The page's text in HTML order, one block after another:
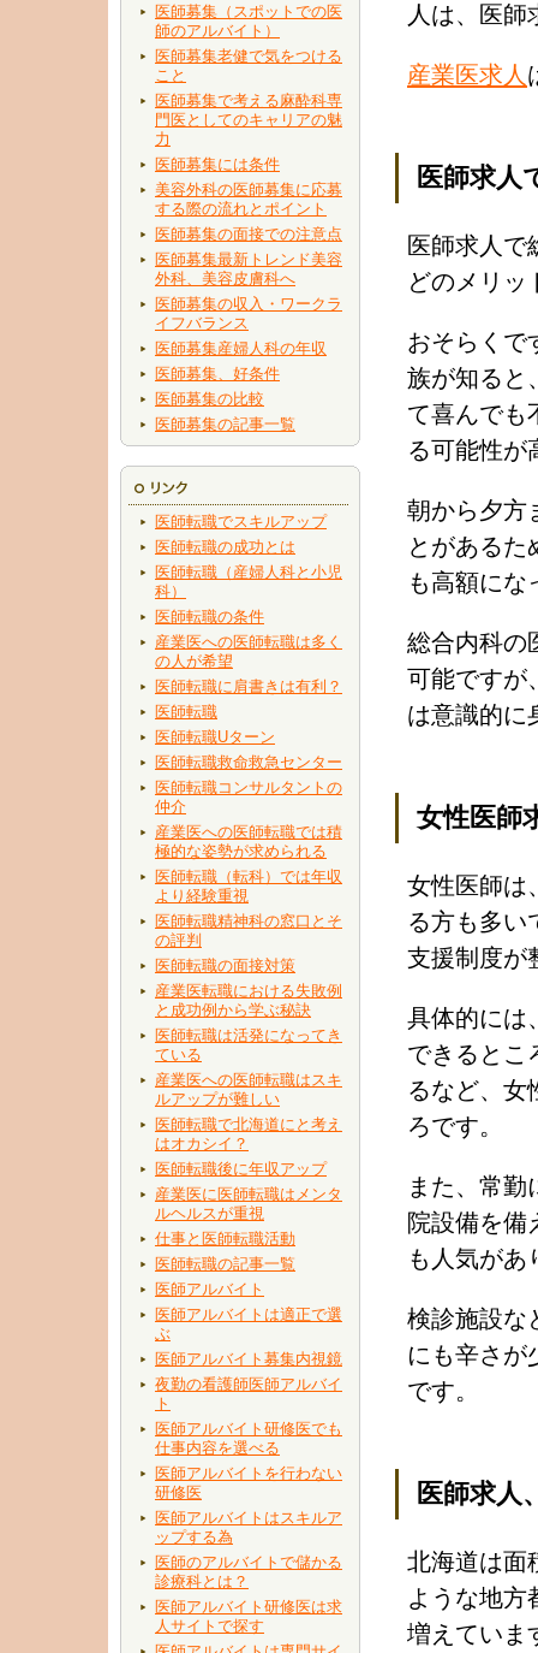
医師募集（スポットでの医
師のアルバイト）
医師募集老健で気をつける
こと
医師募集で考える麻酔科専
門医としてのキャリアの魅
力
医師募集には条件
美容外科の医師募集に応募
する際の流れとポイント
医師募集の面接での注意点
医師募集最新トレンド美容
外科、美容皮膚科へ
医師募集の収入・ワークラ
イフバランス
医師募集産婦人科の年収
医師募集、好条件
医師募集の比較
医師募集の記事一覧
医師転職でスキルアップ
医師転職の成功とは
医師転職（産婦人科と小児
科）
医師転職の条件
産業医への医師転職は多く
の人が希望
医師転職に肩書きは有利？
医師転職
医師転職Uターン
医師転職救命救急センター
医師転職コンサルタントの
仲介
産業医への医師転職では積
極的な姿勢が求められる
医師転職（転科）では年収
より経験重視
医師転職精神科の窓口とそ
の評判
医師転職の面接対策
産業医転職における失敗例
と成功例から学ぶ秘訣
医師転職は活発になってき
ている
産業医への医師転職はスキ
ルアップが難しい
医師転職で北海道にと考え
はオカシイ？
医師転職後に年収アップ
産業医に医師転職はメンタ
ルヘルスが重視
仕事と医師転職活動
医師転職の記事一覧
医師アルバイト
医師アルバイトは適正で選
ぶ
医師アルバイト募集内視鏡
夜勤の看護師医師アルバイ
ト
医師アルバイト研修医でも
仕事内容を選べる
医師アルバイトを行わない
研修医
医師アルバイトはスキルア
ップする為
医師のアルバイトで儲かる
診療科とは？
医師アルバイト研修医は求
人サイトで探す
人は、医
産業医求人
医師求人
医師求人で
どのメリッ
おそらくで
族が知ると
て喜んでも
る可能性が
朝から夕方
とがあるた
も高額にな
総合内科の
可能ですが
は意識的に
女性医師
女性医師は
る方も多い
支援制度が
具体的には
できるとこ
るなど、女
ろです。
また、常
院設備を備
も人気があ
検診施設な
にも辛さが
です。
医師求人
北海道は面
ような地方
増えていま